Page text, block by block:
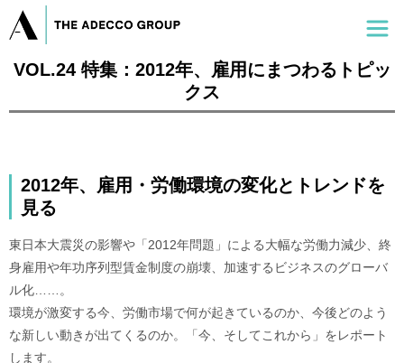
VOL.24 特集：2012年、雇用にまつわるトピッ
クス
2012年、雇用・労働環境の変化とトレンドを
見る
東日本大震災の影響や「2012年問題」による大幅な労働力減少、終
身雇用や年功序列型賃金制度の崩壊、加速するビジネスのグローバ
ル化……。
環境が激変する今、労働市場で何が起きているのか、今後どのよう
な新しい動きが出てくるのか。「今、そしてこれから」をレポート
します。